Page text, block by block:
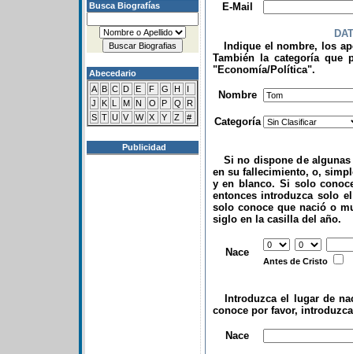
Busca Biografías
Abecedario
A B C D E F G H
I
J
K L M N O P Q
R
S T U V W X Y Z #
Publicidad
E-Mail
Indique el nombre, los
También la categoría que
"Economía/Política".
Nombre
Categoría
Si no dispone de algunas
en su fallecimiento, o,
y en blanco. Si solo
entonces introduzca solo
solo conoce que nació o
siglo en la casilla del año.
Nace
Antes de Cristo
Introduzca el lugar de
conoce por favor,
Nace